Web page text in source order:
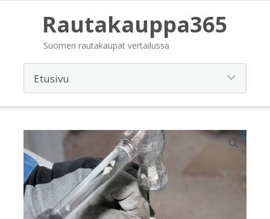
Rautakauppa365
Suomen rautakaupat vertailussa